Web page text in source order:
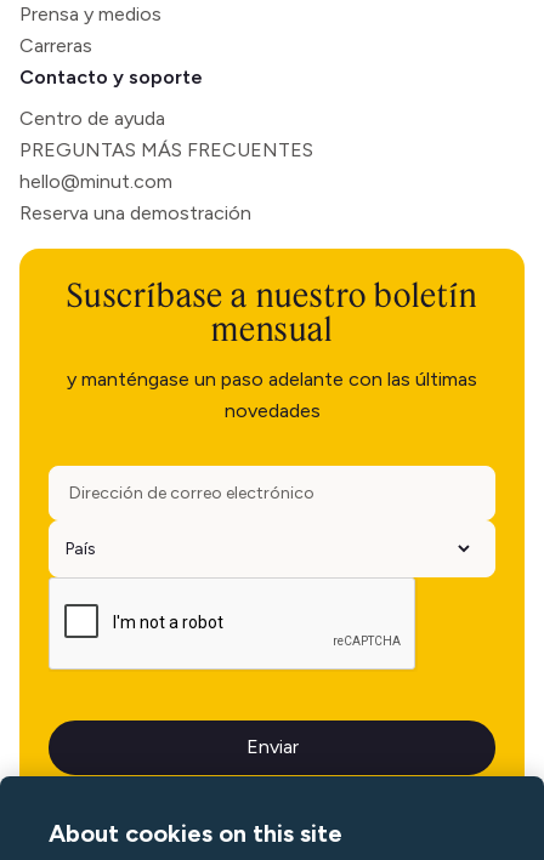
Prensa y medios
Carreras
Contacto y soporte
Centro de ayuda
PREGUNTAS MÁS FRECUENTES
hello@minut.com
Reserva una demostración
Suscríbase a nuestro boletín
mensual
y manténgase un paso adelante con las últimas
novedades
About cookies on this site